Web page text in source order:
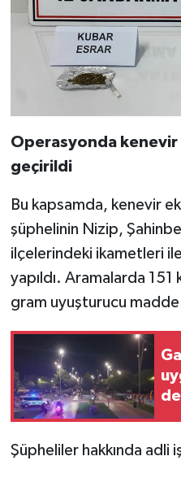
Operasyonda kenevir
geçirildi
Bu kapsamda, kenevir
şüphelinin Nizip,
ilçelerindeki ikametleri
yapıldı. Aramalarda
gram uyuşturucu
Şüpheliler hakkında adli